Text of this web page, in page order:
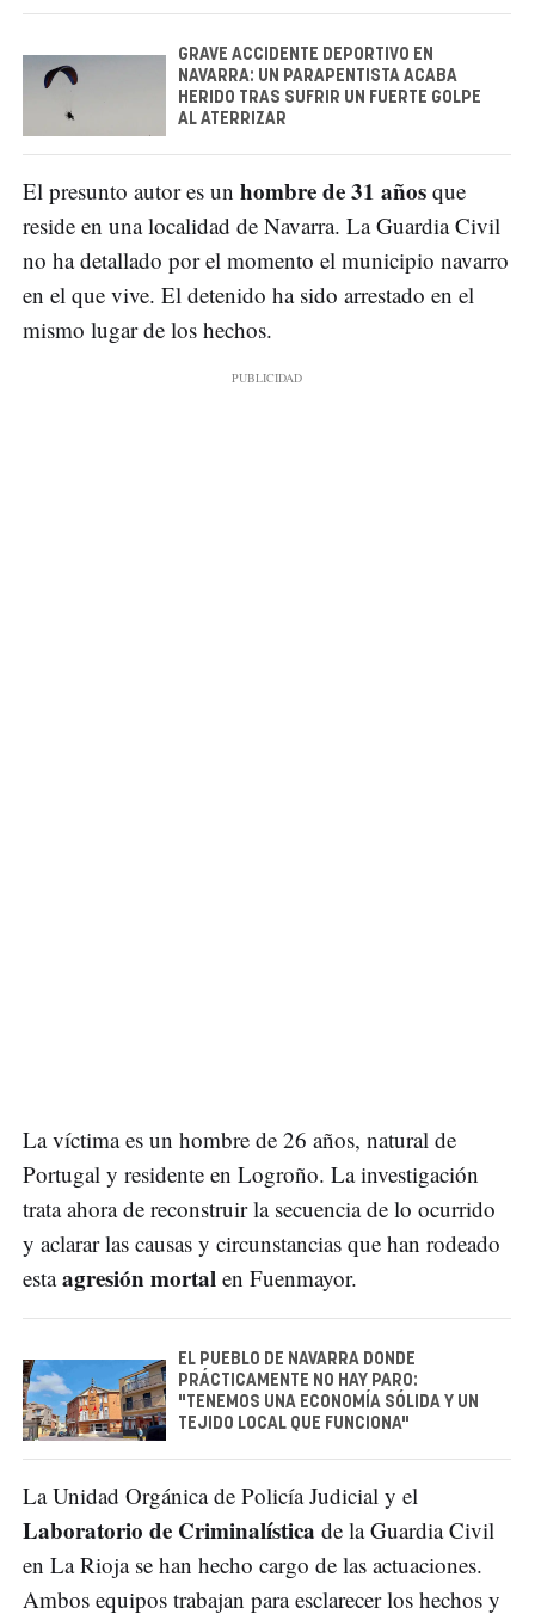
GRAVE ACCIDENTE DEPORTIVO EN
NAVARRA: UN PARAPENTISTA ACABA
HERIDO TRAS SUFRIR UN FUERTE GOLPE
AL ATERRIZAR
El presunto autor es un hombre de 31 años que
reside en una localidad de Navarra. La Guardia Civil
no ha detallado por el momento el municipio navarro
en el que vive. El detenido ha sido arrestado en el
mismo lugar de los hechos.
La víctima es un hombre de 26 años, natural de
Portugal y residente en Logroño. La investigación
trata ahora de reconstruir la secuencia de lo ocurrido
y aclarar las causas y circunstancias que han rodeado
estaagresión mortal en Fuenmayor.
EL PUEBLO DE NAVARRA DONDE
PRÁCTICAMENTE NO HAY PARO:
"TENEMOS UNA ECONOMÍA SÓLIDA Y UN
TEJIDO LOCAL QUE FUNCIONA"
La Unidad Orgánica de Policía Judicial y el
Laboratorio de Criminalística de la Guardia Civil
en La Rioja se han hecho cargo de las actuaciones.
Ambos equipos trabajan para esclarecer los hechos y